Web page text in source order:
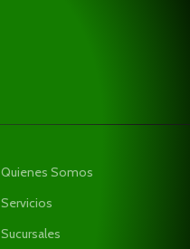
Quienes Somos
Servicios
Sucursales